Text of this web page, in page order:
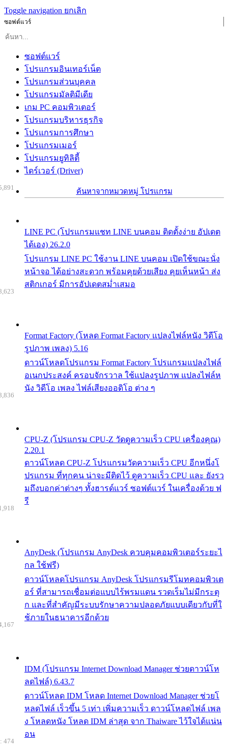
Toggle navigation ยกเลิก
ซอฟต์แวร์
ซอฟต์แวร์
โปรแกรมอินเทอร์เน็ต
โปรแกรมส่วนบุคคล
โปรแกรมมัลติมีเดีย
เกม PC คอมพิวเตอร์
โปรแกรมบริหารธุรกิจ
โปรแกรมการศึกษา
โปรแกรมเมอร์
โปรแกรมยูทิลิตี้
ไดร์เวอร์ (Driver)
ค้นหาจากหมวดหมู่ โปรแกรม
LINE PC (โปรแกรมแชท LINE บนคอม ติดตั้งง่าย อัปเดต
ได้เอง) 26.2.0
โปรแกรม LINE PC ใช้งาน LINE บนคอม เปิดใช้ขณะนั่ง
หน้าจอ ได้อย่างสะดวก พร้อมคุยด้วยเสียง คุยเห็นหน้า ส่ง
สติกเกอร์ มีการอัปเดตสม่ำเสมอ
Format Factory (โหลด Format Factory แปลงไฟล์หนัง วิดีโอ
รูปภาพ เพลง) 5.16
ดาวน์โหลดโปรแกรม Format Factory โปรแกรมแปลงไฟล์
อเนกประสงค์ ครอบจักรวาล ใช้แปลงรูปภาพ แปลงไฟล์ห
นัง วิดีโอ เพลง ไฟล์เสียงออดิโอ ต่าง ๆ
CPU-Z (โปรแกรม CPU-Z วัดดูความเร็ว CPU เครื่องคุณ)
2.20.1
ดาวน์โหลด CPU-Z โปรแกรมวัดความเร็ว CPU อีกหนึ่งโ
ปรแกรม ที่ทุกคน น่าจะมีติดไว้ ดูความเร็ว CPU และ ยังรว
มถึงบอกค่าต่างๆ ทั้งฮารด์แวร์ ซอฟต์แวร์ ในเครื่องด้วย ฟ
รี
AnyDesk (โปรแกรม AnyDesk ควบคุมคอมพิวเตอร์ระยะไ
กล ใช้ฟรี)
ดาวน์โหลดโปรแกรม AnyDesk โปรแกรมรีโมทคอมพิวเต
อร์ ที่สามารถเชื่อมต่อแบบไร้พรมแดน รวดเร็มไม่มีกระตุ
ก และที่สำคัญมีระบบรักษาความปลอดภัยแบบเดียวกับที่ใ
ช้ภายในธนาคารอีกด้วย
IDM (โปรแกรม Internet Download Manager ช่วยดาวน์โห
ลดไฟล์) 6.43.7
ดาวน์โหลด IDM โหลด Internet Download Manager ช่วยโ
หลดไฟล์ เร็วขึ้น 5 เท่า เพิ่มความเร็ว ดาวน์โหลดไฟล์ เพล
ง โหลดหนัง โหลด IDM ล่าสุด จาก Thaiware ไว้ใจได้แน่น
อน
474